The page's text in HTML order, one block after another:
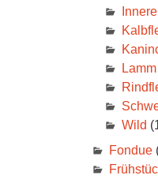
Lamm
Wild
Fondue